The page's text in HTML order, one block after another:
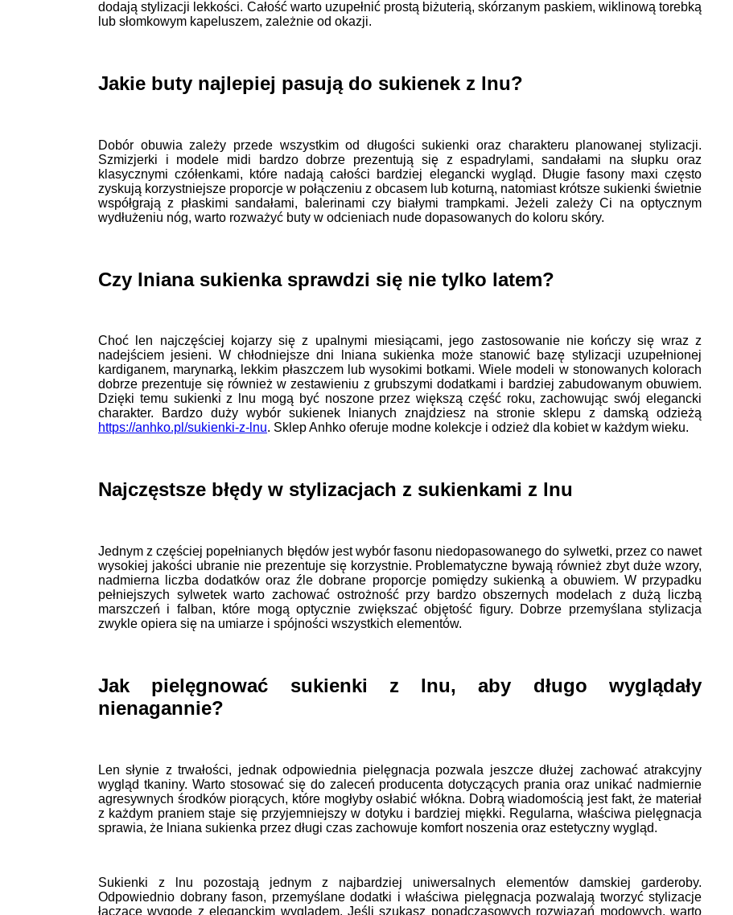
dodają stylizacji lekkości. Całość warto uzupełnić prostą biżuterią, skórzanym paskiem, wiklinową torebką
lub słomkowym kapeluszem, zależnie od okazji.
Jakie buty najlepiej pasują do sukienek z lnu?
Dobór obuwia zależy przede wszystkim od długości sukienki oraz charakteru planowanej stylizacji.
Szmizjerki i modele midi bardzo dobrze prezentują się z espadrylami, sandałami na słupku oraz
klasycznymi czółenkami, które nadają całości bardziej elegancki wygląd. Długie fasony maxi często
zyskują korzystniejsze proporcje w połączeniu z obcasem lub koturną, natomiast krótsze sukienki świetnie
współgrają z płaskimi sandałami, balerinami czy białymi trampkami. Jeżeli zależy Ci na optycznym
wydłużeniu nóg, warto rozważyć buty w odcieniach nude dopasowanych do koloru skóry.
Czy lniana sukienka sprawdzi się nie tylko latem?
Choć len najczęściej kojarzy się z upalnymi miesiącami, jego zastosowanie nie kończy się wraz z
nadejściem jesieni. W chłodniejsze dni lniana sukienka może stanowić bazę stylizacji uzupełnionej
kardiganem, marynarką, lekkim płaszczem lub wysokimi botkami. Wiele modeli w stonowanych kolorach
dobrze prezentuje się również w zestawieniu z grubszymi dodatkami i bardziej zabudowanym obuwiem.
Dzięki temu sukienki z lnu mogą być noszone przez większą część roku, zachowując swój elegancki
charakter. Bardzo duży wybór sukienek lnianych znajdziesz na stronie sklepu z damską odzieżą
https://anhko.pl/sukienki-z-lnu. Sklep Anhko oferuje modne kolekcje i odzież dla kobiet w każdym wieku.
Najczęstsze błędy w stylizacjach z sukienkami z lnu
Jednym z częściej popełnianych błędów jest wybór fasonu niedopasowanego do sylwetki, przez co nawet
wysokiej jakości ubranie nie prezentuje się korzystnie. Problematyczne bywają również zbyt duże wzory,
nadmierna liczba dodatków oraz źle dobrane proporcje pomiędzy sukienką a obuwiem. W przypadku
pełniejszych sylwetek warto zachować ostrożność przy bardzo obszernych modelach z dużą liczbą
marszczeń i falban, które mogą optycznie zwiększać objętość figury. Dobrze przemyślana stylizacja
zwykle opiera się na umiarze i spójności wszystkich elementów.
Jak pielęgnować sukienki z lnu, aby długo wyglądały
nienagannie?
Len słynie z trwałości, jednak odpowiednia pielęgnacja pozwala jeszcze dłużej zachować atrakcyjny
wygląd tkaniny. Warto stosować się do zaleceń producenta dotyczących prania oraz unikać nadmiernie
agresywnych środków piorących, które mogłyby osłabić włókna. Dobrą wiadomością jest fakt, że materiał
z każdym praniem staje się przyjemniejszy w dotyku i bardziej miękki. Regularna, właściwa pielęgnacja
sprawia, że lniana sukienka przez długi czas zachowuje komfort noszenia oraz estetyczny wygląd.
Sukienki z lnu pozostają jednym z najbardziej uniwersalnych elementów damskiej garderoby.
Odpowiednio dobrany fason, przemyślane dodatki i właściwa pielęgnacja pozwalają tworzyć stylizacje
łączące wygodę z eleganckim wyglądem. Jeśli szukasz ponadczasowych rozwiązań modowych, warto